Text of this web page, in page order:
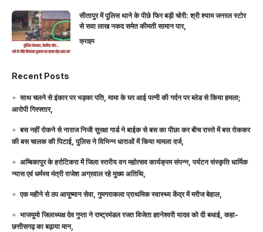
सीतापुर में पुलिस थाने के पीछे फिर बड़ी चोरी: श्री श्याम जनरल स्टोर
से सवा लाख नकद समेत कीमती सामान पार,
क्राइम
Recent Posts
साथ चलने से इंकार पर भड़का पति, मामा के घर आई पत्नी की गर्दन पर ब्लेड से किया हमला;
आरोपी गिरफ्तार,
बस नहीं रोकने से नाराज निजी सुरक्षा गार्ड ने बाईक से बस का पीछा कर बीच रास्ते में बस रोककर
की बस चालक की पिटाई, पुलिस ने विभिन्न धाराओं में किया मामला दर्ज,
अम्बिकापुर के हर्राटिकरा में जिला स्तरीय वन महोत्सव कार्यक्रम संपन्न, पर्यटन संस्कृति धार्मिक
न्यास एवं धर्मस्व मंत्री राजेश अग्रवाल रहे मुख्य अतिथि,
एक महीने से ठप आयुष्मान सेवा, गुमगराकला प्राथमिक स्वास्थ्य केंद्र में मरीज बेहाल,
भाजयुमो जिलाध्यक्ष देव गुप्ता ने राष्ट्रमंडल रजत विजेता ज्ञानेश्वरी यादव को दी बधाई, कहा-
छत्तीसगढ़ का बढ़ाया मान,